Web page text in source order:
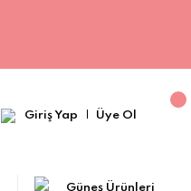
Giriş Yap Üye Ol
Güneş Ürünleri